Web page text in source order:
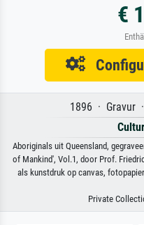
€
1896 · Gravur
Aboriginals uit Queensland,
of Mankind', Vol.1, door Prof.
als kunstdruk op canvas,
Private